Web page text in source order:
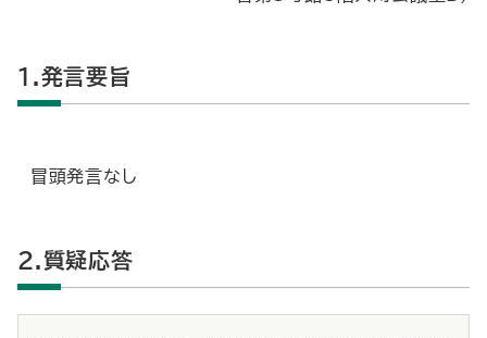
1.発言要旨
冒頭発言なし
2.質疑応答